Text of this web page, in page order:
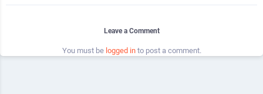
Leave a Comment
You must be logged into post a comment.